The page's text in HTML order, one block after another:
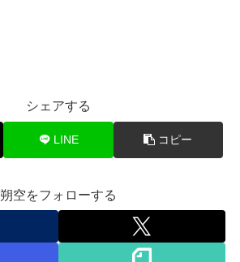
シェアする
LINE コピー
朔空をフォローする